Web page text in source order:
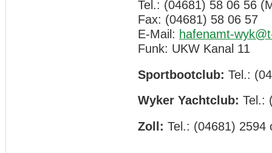
Tel.: (04681) 58 06 56
Fax: (04681) 58 06 57
E-Mail: hafenamt-
Funk: UKW Kanal 11
Sportbootclub: Tel.:
Wyker Yachtclub: Tel.:
Zoll: Tel.: (04681) 2594